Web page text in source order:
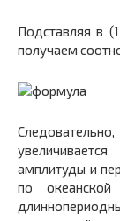
Подставляя в
получаем
амплитуды и
по океанской